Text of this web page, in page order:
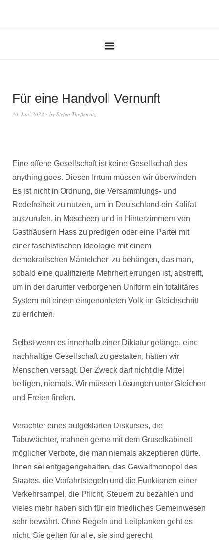
Für eine Handvoll Vernunft
30. Juni 2024 by Stefan Theßenvitz
Eine offene Gesellschaft ist keine Gesellschaft des
anything goes. Diesen Irrtum müssen wir überwinden.
Es ist nicht in Ordnung, die Versammlungs- und
Redefreiheit zu nutzen, um in Deutschland ein Kalifat
auszurufen, in Moscheen und in Hinterzimmern von
Gasthäusern Hass zu predigen oder eine Partei mit
einer faschistischen Ideologie mit einem
demokratischen Mäntelchen zu behängen, das man,
sobald eine qualifizierte Mehrheit errungen ist, abstreift,
um in der darunter verborgenen Uniform ein totalitäres
System mit einem eingenordeten Volk im Gleichschritt
zu errichten.
Selbst wenn es innerhalb einer Diktatur gelänge, eine
nachhaltige Gesellschaft zu gestalten, hätten wir
Menschen versagt. Der Zweck darf nicht die Mittel
heiligen, niemals. Wir müssen Lösungen unter Gleichen
und Freien finden.
Verächter eines aufgeklärten Diskurses, die
Tabuwächter, mahnen gerne mit dem Gruselkabinett
möglicher Verbote, die man niemals akzeptieren dürfe.
Ihnen sei entgegengehalten, das Gewaltmonopol des
Staates, die Vorfahrtsregeln und die Funktionen einer
Verkehrsampel, die Pflicht, Steuern zu bezahlen und
vieles mehr haben sich für ein friedliches Gemeinwesen
sehr bewährt. Ohne Regeln und Leitplanken geht es
nicht. Sie gelten für alle, sie sind gerecht.